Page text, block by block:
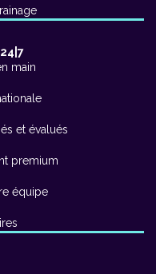
main
et évalués
premium
équipe